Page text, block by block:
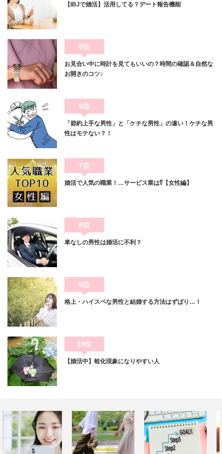
【IBJで婚活】活用してる？デート報告機能
5位
お見合い中に時計を見てもいいの？時間の確認＆自然な
お開きのコツ♪
6位
「節約上手な男性」と「ケチな男性」の違い！ケチな男
性はモテない？！
7位
婚活で人気の職業！…サービス業は⁉【女性編】
8位
車なしの男性は婚活に不利？
9位
格上・ハイスペな男性と結婚する方法はずばり…！
10位
【婚活中】蛙化現象になりやすい人